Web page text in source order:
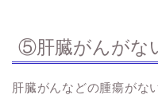
⑤肝臓がんがな
肝臓がんなどの腫瘍がな